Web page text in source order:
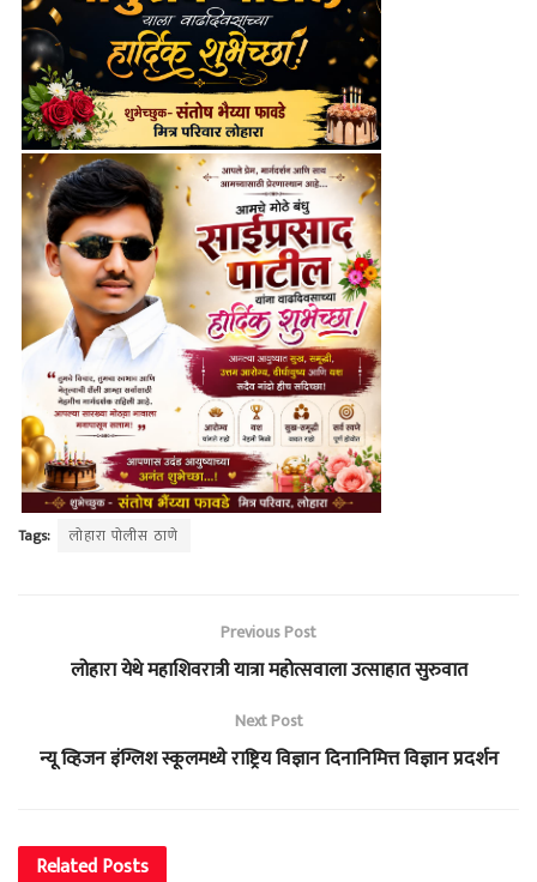
Tags: लोहारा पोलीस ठाणे
Previous Post
लोहारा येथे महाशिवरात्री यात्रा महोत्सवाला उत्साहात सुरुवात
Next Post
न्यू व्हिजन इंग्लिश स्कूलमध्ये राष्ट्रिय विज्ञान दिनानिमित्त विज्ञान प्रदर्शन
RelatedPosts